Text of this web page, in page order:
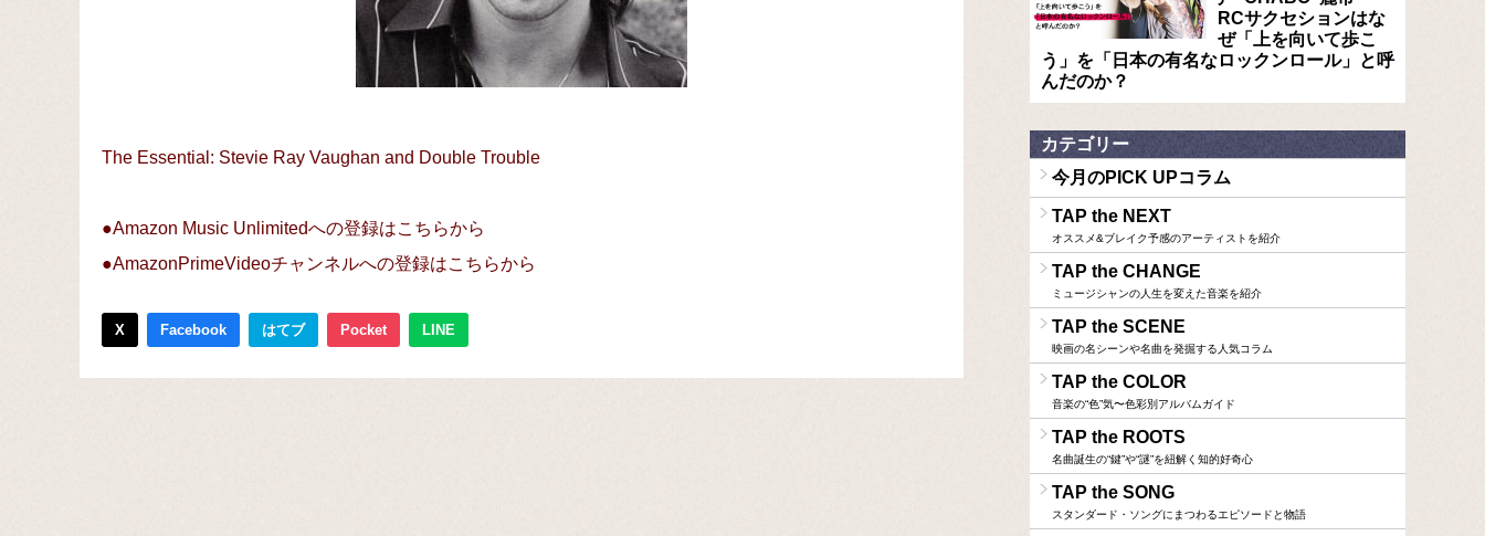
The Essential: Stevie Ray Vaughan and Double Trouble
●Amazon Music Unlimitedへの登録はこちらから
●AmazonPrimeVideoチャンネルへの登録はこちらから
X Facebook はてブ Pocket LINE
RCサクセションはな
ぜ「上を向いて歩こ
う」を「日本の有名なロックンロール」と呼
んだのか？
カテゴリー
今月のPICK UPコラム
TAP the NEXT
オススメ&ブレイク予感のアーティストを紹介
TAP the CHANGE
ミュージシャンの人生を変えた音楽を紹介
TAP the SCENE
映画の名シーンや名曲を発掘する人気コラム
TAP the COLOR
音楽の“色”気〜色彩別アルバムガイド
TAP the ROOTS
名曲誕生の“鍵”や“謎”を紐解く知的好奇心
TAP the SONG
スタンダード・ソングにまつわるエピソードと物語